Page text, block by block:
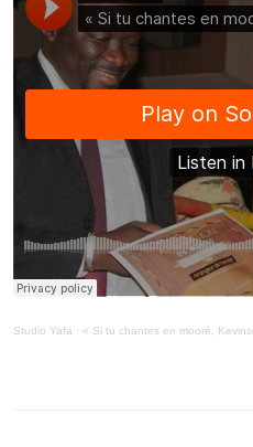
Studio Yafa · « Si tu chantes en mooré, Kevinson est le